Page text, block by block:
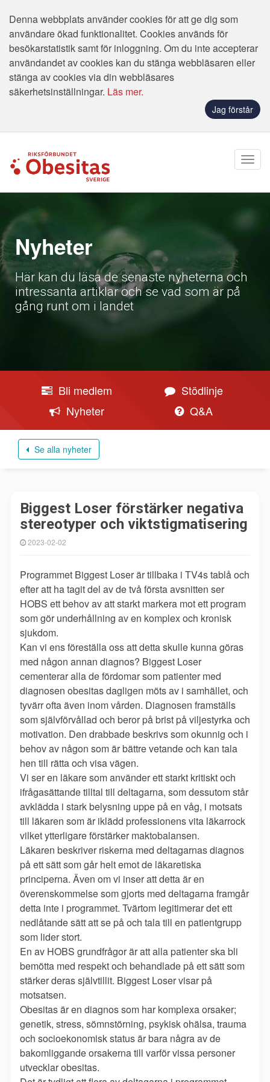
Denna webbplats använder cookies för att ge dig som
användare ökad funktionalitet. Cookies används för
besökarstatistik samt för inloggning. Om du inte accepterar
användandet av cookies kan du stänga webbläsaren eller
stänga av cookies via din webbläsares
säkerhetsinställningar. Läs mer.
Jag förstår
Nyheter
Här kan du läsa de senaste nyheterna och
intressanta artiklar och se vad som är på
gång runt om i landet
Bli medlem
Stödlinje
Nyheter
Q&A
Se alla nyheter
Biggest Loser förstärker negativa
stereotyper och viktstigmatisering
2023-02-02
Programmet Biggest Loser är tillbaka i TV4s tablå och
efter att ha tagit del av de två första avsnitten ser
HOBS ett behov av att starkt markera mot ett program
som gör underhållning av en komplex och kronisk
sjukdom.
Kan vi ens föreställa oss att detta skulle kunna göras
med någon annan diagnos? Biggest Loser
cementerar alla de fördomar som patienter med
diagnosen obesitas dagligen möts av i samhället, och
tyvärr ofta även inom vården. Diagnosen framställs
som självförvållad och beror på brist på viljestyrka och
motivation. Den drabbade beskrivs som okunnig och i
behov av någon som är bättre vetande och kan tala
hen till rätta och visa vägen.
Vi ser en läkare som använder ett starkt kritiskt och
ifrågasättande tilltal till deltagarna, som dessutom står
avklädda i stark belysning uppe på en våg, i motsats
till läkaren som är iklädd professionens vita läkarrock
vilket ytterligare förstärker maktobalansen.
Läkaren beskriver riskerna med deltagarnas diagnos
på ett sätt som går helt emot de läkaretiska
principerna. Även om vi inser att detta är en
överenskommelse som gjorts med deltagarna framgår
detta inte i programmet. Tvärtom legitimerar det ett
nedlåtande sätt att se på och tala till en patientgrupp
som lider stort.
En av HOBS grundfrågor är att alla patienter ska bli
bemötta med respekt och behandlade på ett sätt som
stärker deras självtillit. Biggest Loser visar på
motsatsen.
Obesitas är en diagnos som har komplexa orsaker;
genetik, stress, sömnstörning, psykisk ohälsa, trauma
och socioekonomisk status är bara några av de
bakomliggande orsakerna till varför vissa personer
utvecklar obesitas.